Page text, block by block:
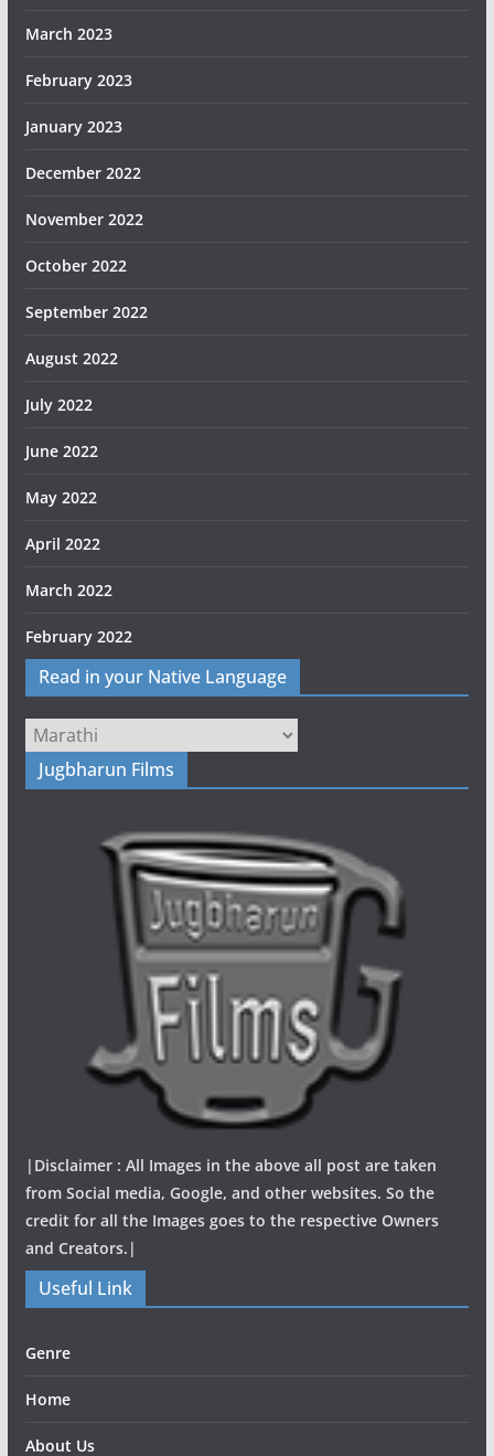
March 2023
February 2023
January 2023
December 2022
November 2022
October 2022
September 2022
August 2022
July 2022
June 2022
May 2022
April 2022
March 2022
February 2022
Read in your Native Language
Jugbharun Films
|Disclaimer : All Images in the above all post are taken
from Social media, Google, and other websites. So the
credit for all the Images goes to the respective Owners
and Creators.|
Useful Link
Genre
Home
About Us